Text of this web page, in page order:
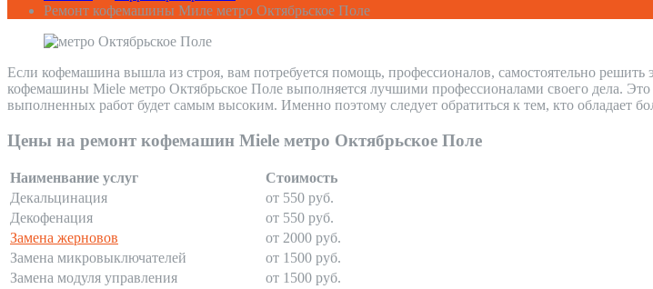
Ремонт кофемашины Миле метро Октябрьское Поле
Если кофемашина вышла из строя, вам потребуется помощь, профессионалов, самостоятельно
кофемашины Miele метро Октябрьское Поле выполняется лучшими профессионалами своего дела. Это
выполненных работ будет самым высоким. Именно поэтому следует обратиться к тем, кто
Цены на ремонт кофемашин Miele метро Октябрьское Поле
Наименвание услуг
Стоимость
Декальцинация
от 550 руб.
Декофенация
от 550 руб.
Замена жерновов
от 2000 руб.
Замена микровыключателей
от 1500 руб.
Замена модуля управления
от 1500 руб.